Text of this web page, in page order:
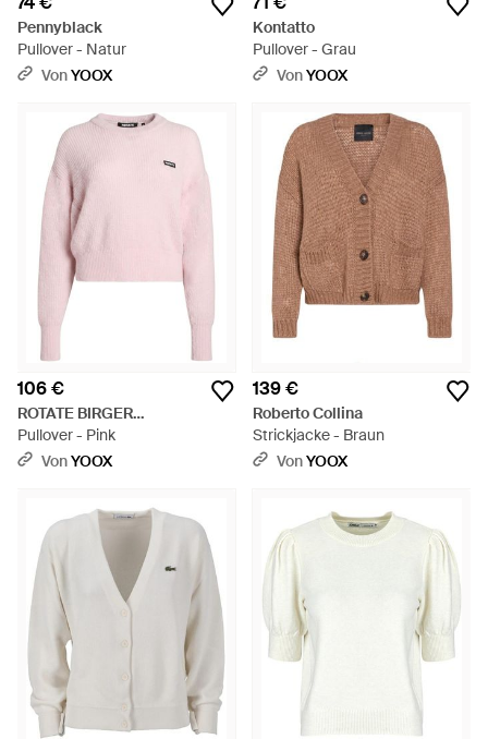
Pennyblack
Pullover - Natur
VonYOOX
Kontatto
Pullover - Grau
VonYOOX
106 €
ROTATE BIRGER
CHRISTENSEN
Pullover - Pink
VonYOOX
139 €
Roberto Collina
Strickjacke - Braun
VonYOOX